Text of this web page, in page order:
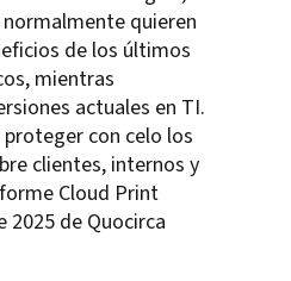
quieren
de los últimos
mientras
actuales en TI.
con celo los
clientes, internos y
Cloud Print
2025 de Quocirca